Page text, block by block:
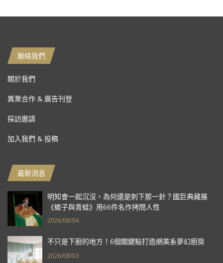
聯絡我們
關於我們
異業合作 & 廣告刊登
採訪邀請
加入我們 & 投稿
最新消息
明知會一起沉沒，為何還是刺下那一針？國巨典藏展
《蠍子與青蛙》用66件名作拷問人性
2026/08/04
不只是下廚的地方！6個關鍵點打造網美系夢幻廚房
2026/08/03